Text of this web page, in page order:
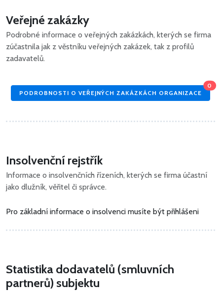
Veřejné zakázky
Podrobné informace o veřejných zakázkách, kterých se firma
zúčastnila jak z věstníku veřejných zakázek, tak z profilů
zadavatelů.
PODROBNOSTI O VEŘEJNÝCH ZAKÁZKÁCH ORGANIZACE
0
Insolvenční rejstřík
Informace o insolvenčních řízeních, kterých se firma účastní
jako dlužník, věřitel či správce.
Pro základní informace o insolvenci musíte být přihlášeni
Statistika dodavatelů (smluvních
partnerů) subjektu